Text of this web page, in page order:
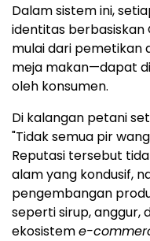
Dalam sistem ini,
identitas berbasiskan
mulai dari pemetikan
meja makan—dapat
oleh konsumen.
Di kalangan petani
"Tidak semua pir
Reputasi tersebut
alam yang kondusif,
pengembangan
seperti sirup, anggur,
ekosisteme-